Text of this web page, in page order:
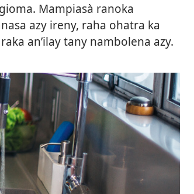
Mampiasà ranoka
azy ireny, raha ohatra ka
an’ilay tany nambolena azy.